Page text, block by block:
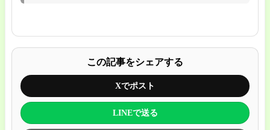
この記事をシェアする
Xでポスト
LINEで送る